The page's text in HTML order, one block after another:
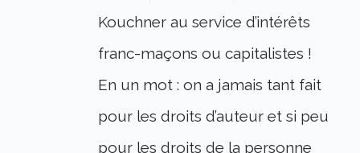
Kouchner au service d’intérêts
franc-maçons ou capitalistes !
En un mot : on a jamais tant fait
pour les droits d’auteur et si peu
pour les droits de la personne